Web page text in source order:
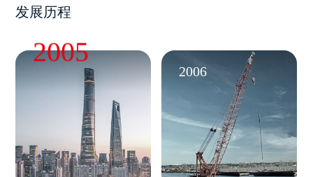
发展历程
2005
2006